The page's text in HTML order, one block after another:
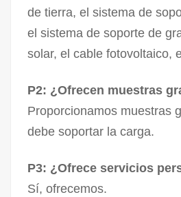
de tierra, el sistema de
el sistema de soporte de
solar, el cable fotovoltaico,
P2: ¿Ofrecen muestras
Proporcionamos muestras
debe soportar la carga.
P3: ¿Ofrece servicios
Sí, ofrecemos.